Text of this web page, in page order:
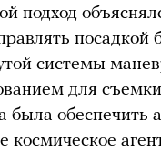
подход
посадкой
системы
для съемки
была обеспечить
космическое